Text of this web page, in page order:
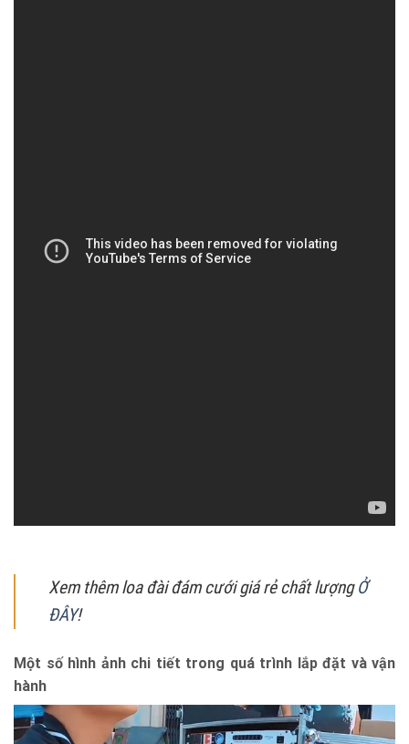
Xem thêm loa đài đám cưới giá rẻ chất lượngỞ
ĐÂY!
Một số hình ảnh chi tiết trong quá trình lắp đặt và vận
hành